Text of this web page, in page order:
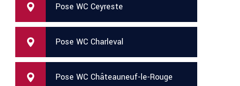
Pose WC Ceyreste
Pose WC Charleval
Pose WC Châteauneuf-le-Rouge